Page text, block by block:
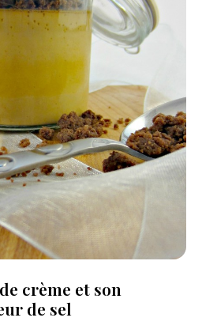
crème et son
de sel